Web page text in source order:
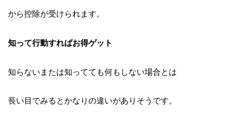
から控除が受けられます。
知って行動すればお得ゲット
知らないまたは知ってても何もしない場合とは
長い目でみるとかなりの違いがありそうです。